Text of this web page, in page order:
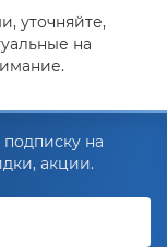
уточняйте,
на
на
акции.